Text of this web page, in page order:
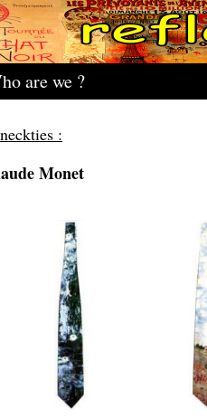
are we ?
:
Monet